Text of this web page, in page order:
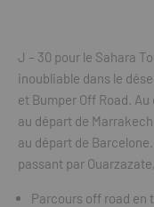
J – 30 pour le Sahara
inoubliable dans le
et Bumper Off Road.
au départ de Marrakech
au départ de
passant par
Parcours off road en